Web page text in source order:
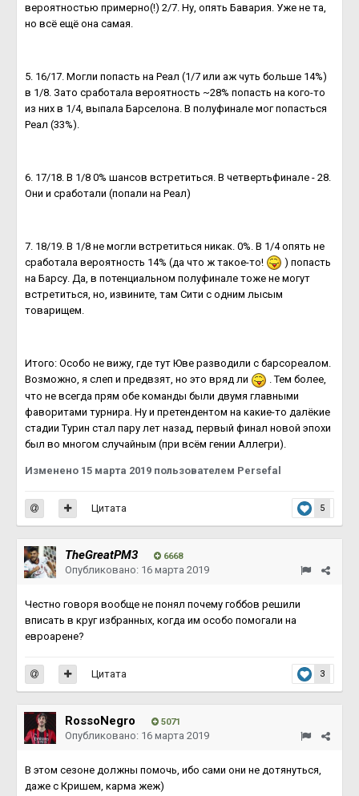
вероятностью примерно(!) 2/7. Ну, опять Бавария. Уже не та,
но всё ещё она самая.
5. 16/17. Могли попасть на Реал (1/7 или аж чуть больше 14%)
в 1/8. Зато сработала вероятность ~28% попасть на кого-то
из них в 1/4, выпала Барселона. В полуфинале мог попасться
Реал (33%).
6. 17/18. В 1/8 0% шансов встретиться. В четвертьфинале - 28.
Они и сработали (попали на Реал)
7. 18/19. В 1/8 не могли встретиться никак. 0%. В 1/4 опять не
сработала вероятность 14% (да что ж такое-то!
) попасть
на Барсу. Да, в потенциальном полуфинале тоже не могут
встретиться, но, извините, там Сити с одним лысым
товарищем.
Итого: Особо не вижу, где тут Юве разводили с барсореалом.
Возможно, я слеп и предвзят, но это вряд ли
. Тем более,
что не всегда прям обе команды были двумя главными
фаворитами турнира. Ну и претендентом на какие-то далёкие
стадии Турин стал пару лет назад, первый финал новой эпохи
был во многом случайным (при всём гении Аллегри).
Изменено 15 марта 2019 пользователем Persefal
5
Цитата
TheGreatPM3 6668
Опубликовано: 16 марта 2019
Честно говоря вообще не понял почему гоббов решили
вписать в круг избранных, когда им особо помогали на
евроарене?
3
Цитата
RossoNegro 5071
Опубликовано: 16 марта 2019
В этом сезоне должны помочь, ибо сами они не дотянуться,
даже с Кришем, карма жеж)